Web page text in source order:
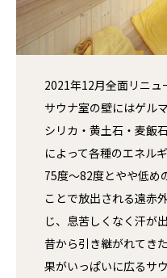
2021年12月全面リニュ
サウナ室の壁にはゲル
シリカ・黄土石・麦飯
によって各種のエネル
75度～82度とやや低め
ことで放出される遠赤
じ、息苦しくなく汗が
昔から引き継がれてき
果がいっぱいに広るサ